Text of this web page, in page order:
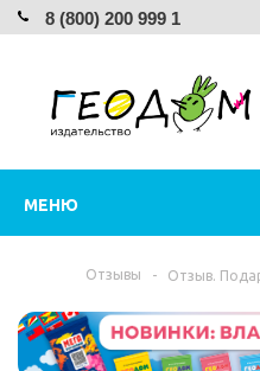
8 (800) 200 999 1
МЕНЮ
Отзывы - Отзыв.